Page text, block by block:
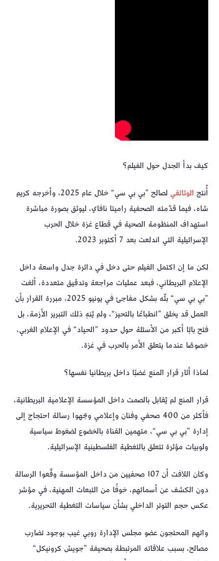
كيف بدأ الجدل حول الفيلم؟
أُنتج الوثائقي
لصالح ”بي بي سي“ خلال عام 2025، وأخرجه كريم
شاه، فيما قدّمته الصحفية راميتا نافاي، ليوثق بصورة مباشرة
استهداف المنظومة الصحية في قطاع غزة خلال الحرب
الإسرائيلية التي اندلعت بعد 7 أكتوبر 2023.
لكن ما إن اكتمل الفيلم حتى دخل في دائرة جدل واسعة داخل
الإعلام البريطاني، فبعد عمليات مراجعة وتدقيق متعددة، ألغت
”بي بي سي“ بثّه بشكل مفاجئ في يونيو 2025، مبررة القرار بأن
العمل قد يخلق ”انطباعًا بالتحيز“، ولم يُنهِ ذلك التبرير الأزمة، بل
فتح بابًا أكبر من الأسئلة حول حدود ”الحياد“ في الإعلام الغربي،
خصوصًا عندما يتعلق الأمر بالحرب في غزة.
لماذا أثار قرار المنع غضبًا داخل بريطانيا نفسها؟
قرار المنع لم يُقابل بالصمت داخل المؤسسة الإعلامية البريطانية،
فأكثر من 400 صحفي وفنان وإعلامي وجّهوا رسالة احتجاج إلى
إدارة ”بي بي سي“، متهمين القناة بالخضوع لضغوط سياسية
ولوبيات مؤثرة تتعلق بالتغطية الفلسطينية الإسرائيلية.
وكان اللافت أن 107 صحفيين من داخل المؤسسة وقّعوا الرسالة
دون الكشف عن أسمائهم، خوفًا من التبعات المهنية، في مؤشر
عكس حجم التوتر الداخلي بشأن سياسات التغطية التحريرية.
واتهم المحتجون عضو مجلس الإدارة روبي غيب بوجود تضارب
مصالح، بسبب علاقاته المرتبطة بصحيفة ”جويش كرونيكل“